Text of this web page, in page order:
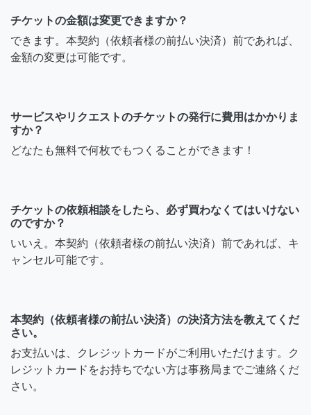
チケットの金額は変更できますか？
できます。本契約（依頼者様の前払い決済）前であれば、
金額の変更は可能です。
サービスやリクエストのチケットの発行に費用はかかりま
すか？
どなたも無料で何枚でもつくることができます！
チケットの依頼相談をしたら、必ず買わなくてはいけない
のですか？
いいえ。本契約（依頼者様の前払い決済）前であれば、キ
ャンセル可能です。
本契約（依頼者様の前払い決済）の決済方法を教えてくだ
さい。
お支払いは、クレジットカードがご利用いただけます。ク
レジットカードをお持ちでない方は事務局までご連絡くだ
さい。